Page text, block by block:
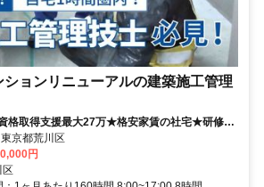
ションリニューアルの建築施工管理
格取得支援最大27万★格安家賃の社宅★研修あ
京都荒川区
円